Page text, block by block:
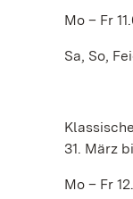
Mo – Fr
Sa, So,
31. März
Mo – Fr